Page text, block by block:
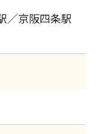
／京阪四条駅